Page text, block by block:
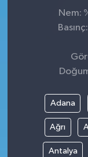
Nem:
Adana
Ağrı
Antalya